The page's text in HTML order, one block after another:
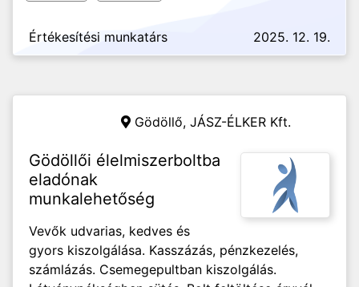
Értékesítési munkatárs 2025. 12. 19.
Gödöllő, JÁSZ-ÉLKER Kft.
Gödöllői élelmiszerboltba
eladónak
munkalehetőség
Vevők udvarias, kedves és
gyors kiszolgálása. Kasszázás, pénzkezelés,
számlázás. Csemegepultban kiszolgálás.